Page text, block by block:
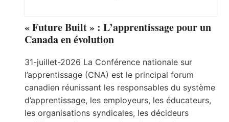
« Future Built » : L’apprentissage pour un
Canada en évolution
31-juillet-2026 La Conférence nationale sur
l’apprentissage (CNA) est le principal forum
canadien réunissant les responsables du système
d’apprentissage, les employeurs, les éducateurs,
les organisations syndicales, les décideurs